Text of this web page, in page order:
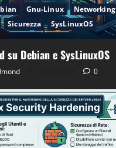
Gnu-Linux
Networking
Sicurezza SysLinuxOS
su Debian e SysLinuxOS
0